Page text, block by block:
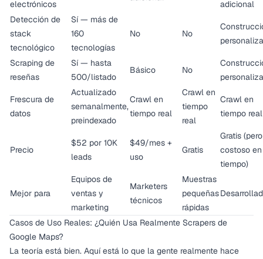
electrónicos
adicional
Detección de
stack
tecnológico
Sí — más de
160
tecnologías
No No
Scraping de
reseñas
Sí — hasta
500/listado
Básico No
Frescura de
datos
Actualizado
semanalmente,
preindexado
Crawl en
tiempo real
Crawl en
tiempo
real
Crawl en
tiempo real
Precio
$52 por 10K
leads
$49/mes +
uso
Gratis
Gratis (pero
costoso en
tiempo)
Mejor para
Equipos de
ventas y
marketing
Marketers
técnicos
Muestras
pequeñas
rápidas
Casos de Uso Reales: ¿Quién Usa Realmente Scrapers de
Google Maps?
La teoría está bien. Aquí está lo que la gente realmente hace